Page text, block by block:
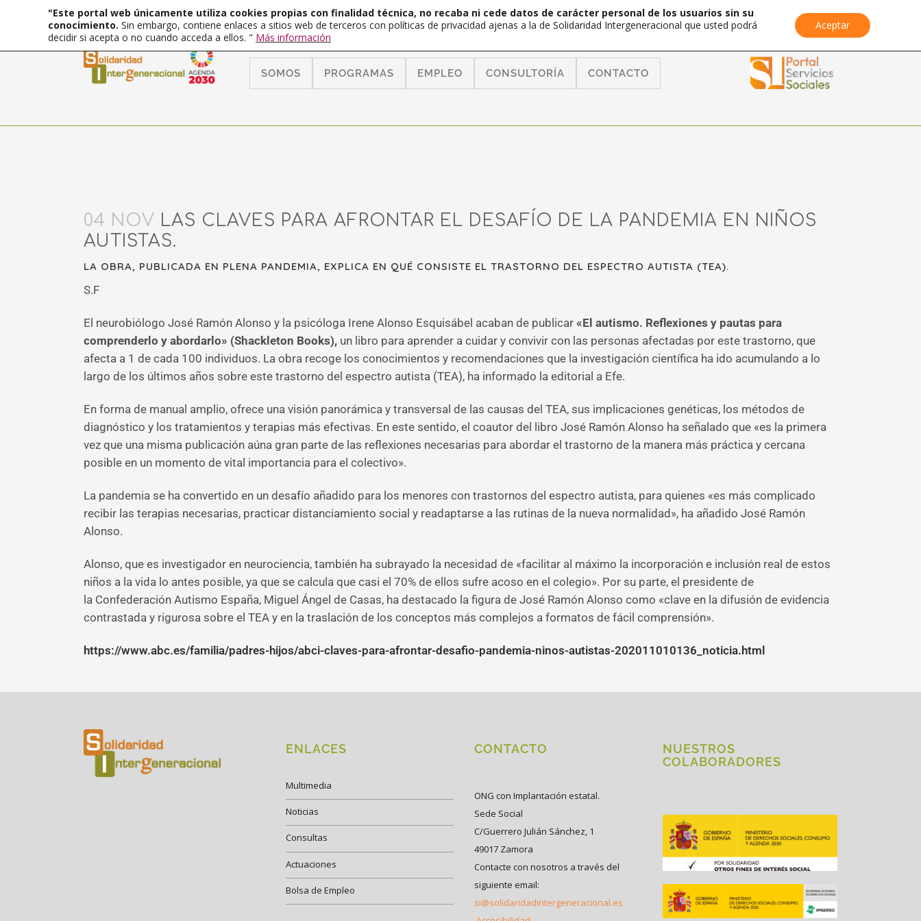
SOMOS PROGRAMAS EMPLEO CONSULTORÍA CONTACTO
04 NOV LAS CLAVES PARA AFRONTAR EL DESAFÍO DE LA PANDEMIA EN NIÑOS
AUTISTAS.
LA OBRA, PUBLICADA EN PLENA PANDEMIA, EXPLICA EN QUÉ CONSISTE EL TRASTORNO DEL ESPECTRO AUTISTA (TEA).
S.F
El neurobiólogo José Ramón Alonso y la psicóloga Irene Alonso Esquisábel acaban de publicar «El autismo. Reflexiones y pautas para
comprenderlo y abordarlo» (Shackleton Books), un libro para aprender a cuidar y convivir con las personas afectadas por este trastorno, que
afecta a 1 de cada 100 individuos. La obra recoge los conocimientos y recomendaciones que la investigación científica ha ido acumulando a lo
largo de los últimos años sobre este trastorno del espectro autista (TEA), ha informado la editorial a Efe.
En forma de manual amplio, ofrece una visión panorámica y transversal de las causas del TEA, sus implicaciones genéticas, los métodos de
diagnóstico y los tratamientos y terapias más efectivas. En este sentido, el coautor del libro José Ramón Alonso ha señalado que «es la primera
vez que una misma publicación aúna gran parte de las reflexiones necesarias para abordar el trastorno de la manera más práctica y cercana
posible en un momento de vital importancia para el colectivo».
La pandemia se ha convertido en un desafío añadido para los menores con trastornos del espectro autista, para quienes «es más complicado
recibir las terapias necesarias, practicar distanciamiento social y readaptarse a las rutinas de la nueva normalidad», ha añadido José Ramón
Alonso.
Alonso, que es investigador en neurociencia, también ha subrayado la necesidad de «facilitar al máximo la incorporación e inclusión real de estos
niños a la vida lo antes posible, ya que se calcula que casi el 70% de ellos sufre acoso en el colegio». Por su parte, el presidente de
la Confederación Autismo España, Miguel Ángel de Casas, ha destacado la figura de José Ramón Alonso como «clave en la difusión de evidencia
contrastada y rigurosa sobre el TEA y en la traslación de los conceptos más complejos a formatos de fácil comprensión».
https://www.abc.es/familia/padres-hijos/abci-claves-para-afrontar-desafio-pandemia-ninos-autistas-202011010136_noticia.html
ENLACES
Multimedia
Noticias
Consultas
Actuaciones
Bolsa de Empleo
CONTACTO
ONG con Implantación estatal.
Sede Social
C/Guerrero Julián Sánchez, 1
49017 Zamora
Contacte con nosotros a través del
siguiente email:
si@solidaridadintergeneracional.es
NUESTROS
COLABORADORES
"Este portal web únicamente utiliza cookies propias con finalidad técnica, no recaba ni cede datos de carácter personal de los usuarios sin su
conocimiento. Sin embargo, contiene enlaces a sitios web de terceros con políticas de privacidad ajenas a la de Solidaridad Intergeneracional que usted podrá
decidir si acepta o no cuando acceda a ellos. " Más información
Aceptar